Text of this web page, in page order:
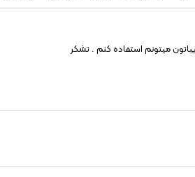
میتونم استفاده کنم . تشکر